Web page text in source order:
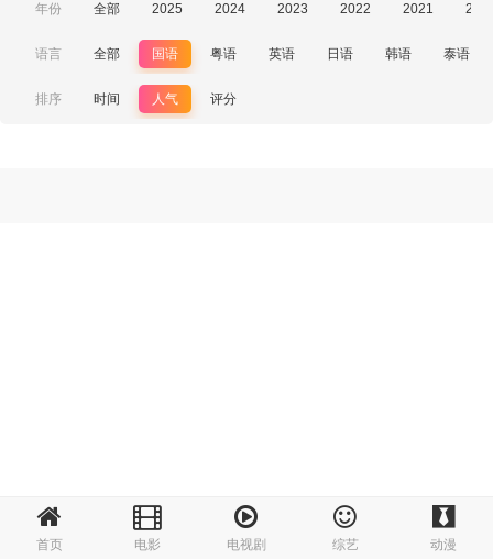
首页 电影 电视剧 综艺 动漫
年份 全部 2025 2024 2023 2022 2021
语言 全部 国语 粤语 英语 日语 韩语 泰语
排序 时间 人气 评分